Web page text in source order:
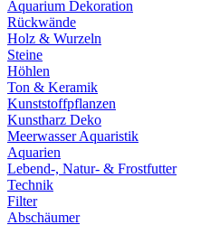
Aquarium Dekoration
Rückwände
Holz & Wurzeln
Steine
Höhlen
Ton & Keramik
Kunststoffpflanzen
Kunstharz Deko
Meerwasser Aquaristik
Aquarien
Lebend-, Natur- & Frostfutter
Technik
Filter
Abschäumer